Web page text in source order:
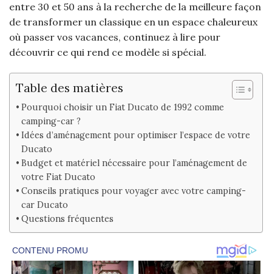
entre 30 et 50 ans à la recherche de la meilleure façon
de transformer un classique en un espace chaleureux
où passer vos vacances, continuez à lire pour
découvrir ce qui rend ce modèle si spécial.
Table des matières
Pourquoi choisir un Fiat Ducato de 1992 comme
camping-car ?
Idées d’aménagement pour optimiser l’espace de votre
Ducato
Budget et matériel nécessaire pour l’aménagement de
votre Fiat Ducato
Conseils pratiques pour voyager avec votre camping-
car Ducato
Questions fréquentes